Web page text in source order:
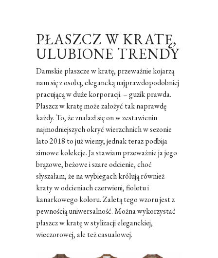
PŁASZCZ W KRATĘ,
ULUBIONE TRENDY
Damskie płaszcze w kratę, przeważnie kojarzą
nam się z osobą, elegancką najprawdopodobniej
pracującą w duże korporacji. – guzik prawda.
Płaszcz w kratę może założyć tak naprawdę
każdy. To, że znalazł się on w zestawieniu
najmodniejszych okryć wierzchnich w sezonie
lato 2018 to już wiemy, jednak teraz podbija
zimowe kolekcje. Ja stawiam przeważnie ja jego
brązowe, beżowe i szare odcienie, choć
słyszałam, że na wybiegach królują również
kraty w odcieniach czerwieni, fioletu i
kanarkowego koloru. Zaletą tego wzoru jest z
pewnością uniwersalność. Można wykorzystać
płaszcz w kratę w stylizacji eleganckiej,
wieczorowej, ale też casualowej.